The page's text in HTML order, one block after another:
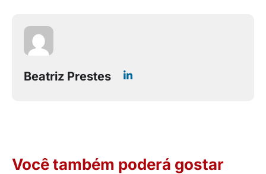
Beatriz Prestes
Você também poderá gostar